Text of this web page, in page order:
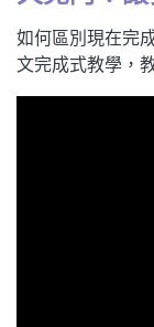
如何區別現在完
文完成式教學，